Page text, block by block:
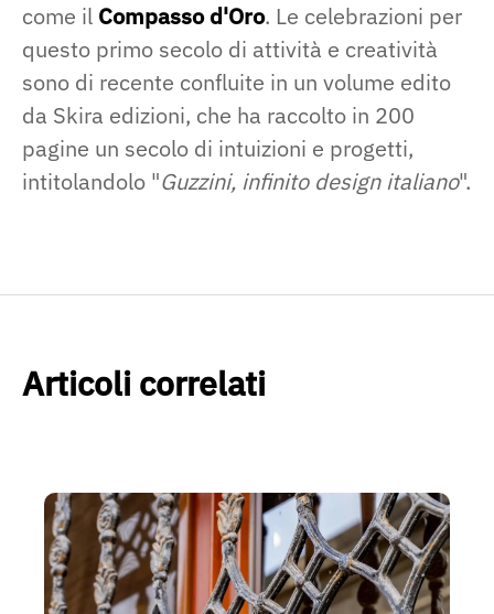
come il Compasso d'Oro. Le celebrazioni per
questo primo secolo di attività e creatività
sono di recente confluite in un volume edito
da Skira edizioni, che ha raccolto in 200
pagine un secolo di intuizioni e progetti,
intitolandolo "Guzzini, infinito design italiano".
Articoli correlati